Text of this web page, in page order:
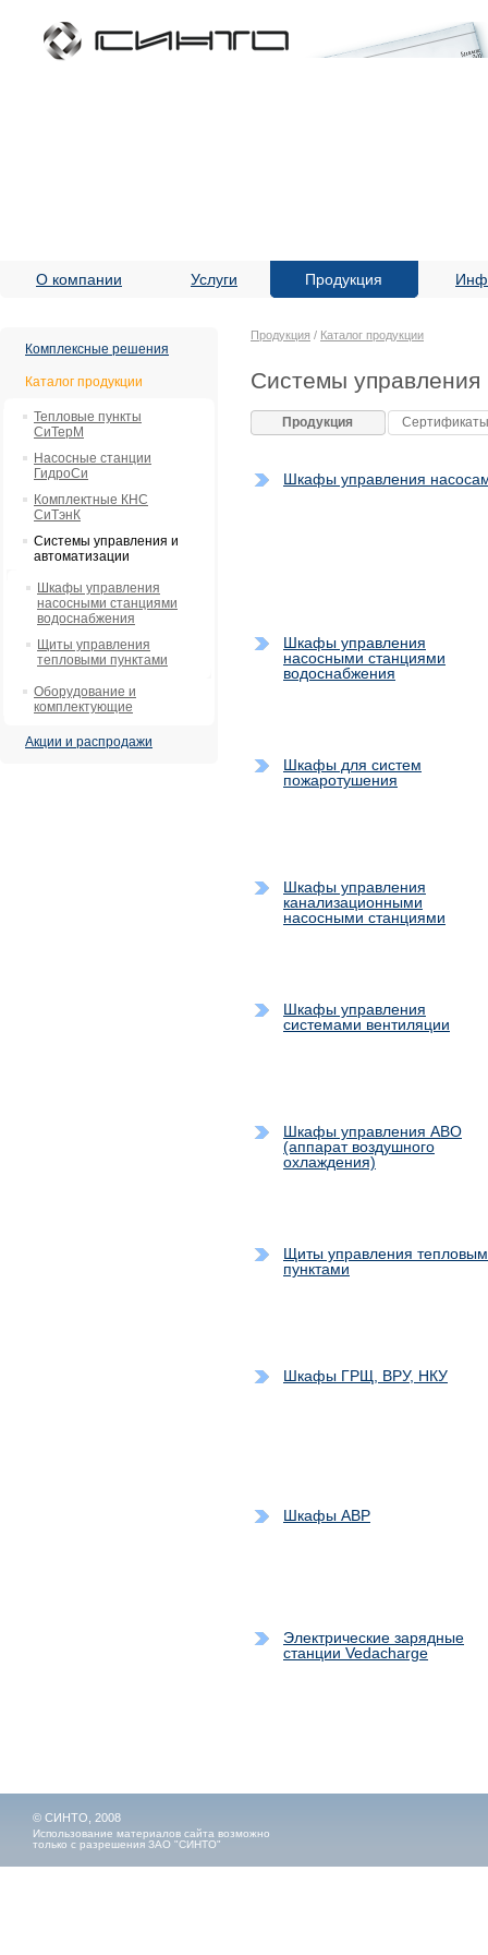
О компании Услуги Продукция
Комплексные решения
Каталог продукции
Тепловые пункты
СиТерМ
Насосные станции
ГидроСи
Комплектные КНС
СиТэнК
Системы управления и
автоматизации
Шкафы управления
насосными станциями
водоснабжения
Щиты управления
тепловыми пунктами
Оборудование и
комплектующие
Акции и распродажи
Продукция / Каталог продукции
Системы управления
Продукция Сертификаты
Шкафы управления
Шкафы управления
насосными станциями
водоснабжения
Шкафы для систем
пожаротушения
Шкафы управления
канализационными
насосными станциями
Шкафы управления
системами вентиляции
Шкафы управления АВО
(аппарат воздушного
охлаждения)
Щиты управления
пунктами
Шкафы ГРЩ, ВРУ, НКУ
Шкафы АВР
Электрические зарядные
станции Vedacharge
© СИНТО, 2008
Использование материалов сайта возможно
только с разрешения ЗАО "СИНТО"